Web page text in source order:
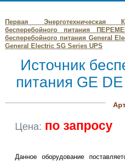
Первая Энерготехническая
бесперебойного питания
бесперебойного питания General
General Electric SG Series UPS
Источник
питания GE
Цена: по запросу
Данное оборудование